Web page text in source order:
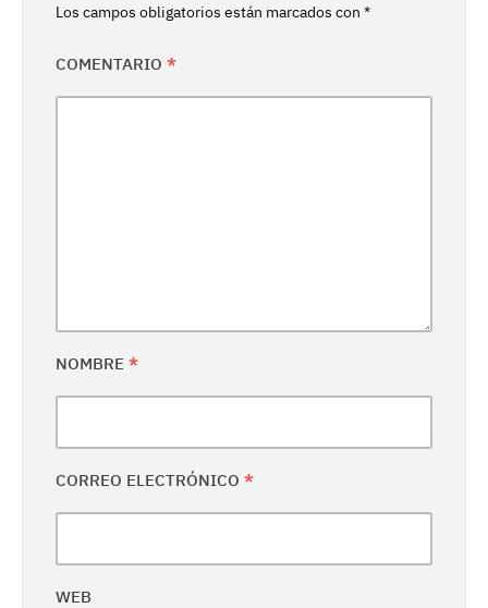
Los campos obligatorios están marcados con *
COMENTARIO *
NOMBRE *
CORREO ELECTRÓNICO *
WEB